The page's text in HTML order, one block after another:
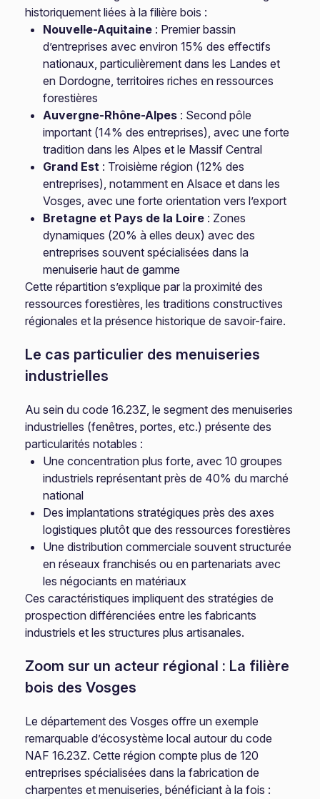
historiquement liées à la filière bois :
Nouvelle-Aquitaine : Premier bassin
d’entreprises avec environ 15% des effectifs
nationaux, particulièrement dans les Landes et
en Dordogne, territoires riches en ressources
forestières
Auvergne-Rhône-Alpes : Second pôle
important (14% des entreprises), avec une forte
tradition dans les Alpes et le Massif Central
Grand Est : Troisième région (12% des
entreprises), notamment en Alsace et dans les
Vosges, avec une forte orientation vers l’export
Bretagne et Pays de la Loire : Zones
dynamiques (20% à elles deux) avec des
entreprises souvent spécialisées dans la
menuiserie haut de gamme
Cette répartition s’explique par la proximité des
ressources forestières, les traditions constructives
régionales et la présence historique de savoir-faire.
Le cas particulier des menuiseries
industrielles
Au sein du code 16.23Z, le segment des menuiseries
industrielles (fenêtres, portes, etc.) présente des
particularités notables :
Une concentration plus forte, avec 10 groupes
industriels représentant près de 40% du marché
national
Des implantations stratégiques près des axes
logistiques plutôt que des ressources forestières
Une distribution commerciale souvent structurée
en réseaux franchisés ou en partenariats avec
les négociants en matériaux
Ces caractéristiques impliquent des stratégies de
prospection différenciées entre les fabricants
industriels et les structures plus artisanales.
Zoom sur un acteur régional : La filière
bois des Vosges
Le département des Vosges offre un exemple
remarquable d’écosystème local autour du code
NAF 16.23Z. Cette région compte plus de 120
entreprises spécialisées dans la fabrication de
charpentes et menuiseries, bénéficiant à la fois :